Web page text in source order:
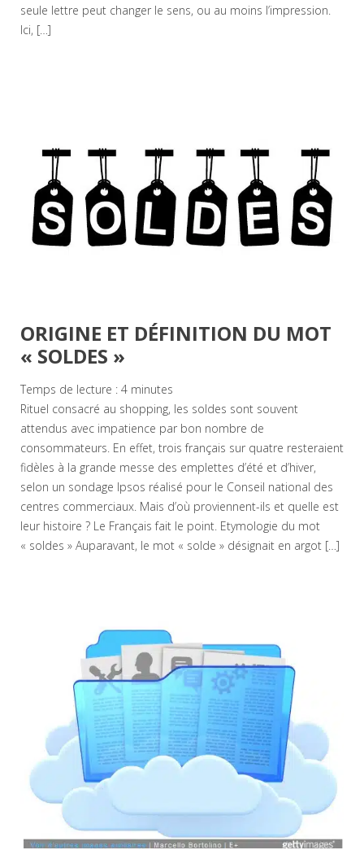
seule lettre peut changer le sens, ou au moins l’impression.
Ici, […]
ORIGINE ET DÉFINITION DU MOT
« SOLDES »
Temps de lecture : 4 minutes
Rituel consacré au shopping, les soldes sont souvent
attendus avec impatience par bon nombre de
consommateurs. En effet, trois français sur quatre resteraient
fidèles à la grande messe des emplettes d’été et d’hiver,
selon un sondage Ipsos réalisé pour le Conseil national des
centres commerciaux. Mais d’où proviennent-ils et quelle est
leur histoire ? Le Français fait le point. Etymologie du mot
« soldes » Auparavant, le mot « solde » désignait en argot […]